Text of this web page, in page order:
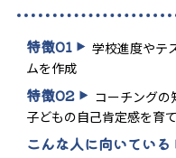
特徴01
学校進度やテ
ムを作成
特徴02
コーチングの
子どもの自己肯定感を育
こんな人に向いている